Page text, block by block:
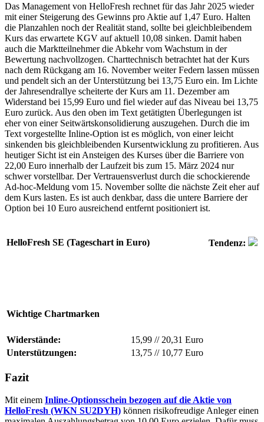
Das Management von HelloFresh rechnet für das Jahr 2025 wieder
mit einer Steigerung des Gewinns pro Aktie auf 1,47 Euro. Halten
die Planzahlen noch der Realität stand, sollte bei gleichbleibendem
Kurs das erwartete KGV auf aktuell 10,08 sinken. Damit haben
auch die Marktteilnehmer die Abkehr vom Wachstum in der
Bewertung nachvollzogen. Charttechnisch betrachtet hat der Kurs
nach dem Rückgang am 16. November weiter Federn lassen müssen
und pendelt sich an der Unterstützung bei 13,75 Euro ein. Im Lichte
der Jahresendrallye scheiterte der Kurs am 11. Dezember am
Widerstand bei 15,99 Euro und fiel wieder auf das Niveau bei 13,75
Euro zurück. Aus den oben im Text getätigten Überlegungen ist
eher von einer Seitwärtskonsolidierung auszugehen. Durch die im
Text vorgestellte Inline-Option ist es möglich, von einer leicht
sinkenden bis gleichbleibenden Kursentwicklung zu profitieren. Aus
heutiger Sicht ist ein Ansteigen des Kurses über die Barriere von
22,00 Euro innerhalb der Laufzeit bis zum 15. März 2024 nur
schwer vorstellbar. Der Vertrauensverlust durch die schockierende
Ad-hoc-Meldung vom 15. November sollte die nächste Zeit eher auf
dem Kurs lasten. Es ist auch denkbar, dass die untere Barriere der
Option bei 10 Euro ausreichend entfernt positioniert ist.
HelloFresh SE (Tageschart in Euro) Tendenz:
Wichtige Chartmarken
Widerstände: 15,99 //20,31 Euro
Unterstützungen:
13,75 //10,77 Euro
Fazit
Mit einem Inline-Optionsschein bezogen auf die Aktie von
HelloFresh (WKN SU2DYH) können risikofreudige Anleger einen